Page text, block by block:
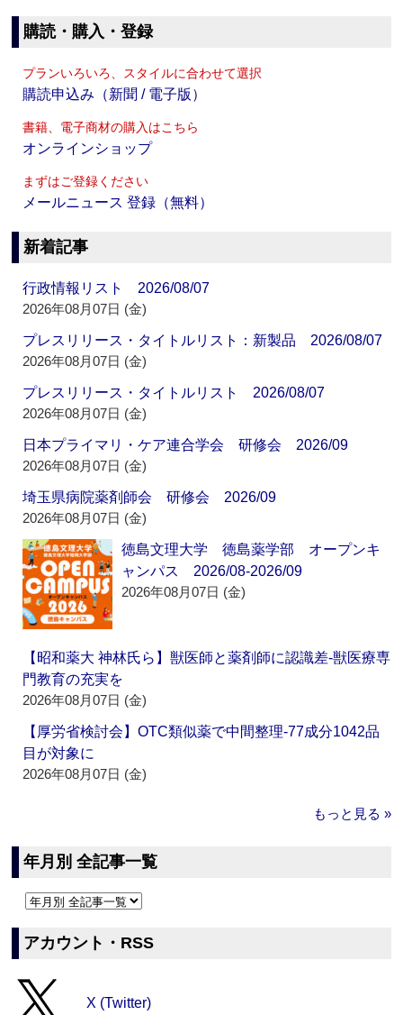
購読・購入・登録
プランいろいろ、スタイルに合わせて選択
購読申込み（新聞 / 電子版）
書籍、電子商材の購入はこちら
オンラインショップ
まずはご登録ください
メールニュース 登録（無料）
新着記事
行政情報リスト 2026/08/07
2026年08月07日 (金)
プレスリリース・タイトルリスト：新製品 2026/08/07
2026年08月07日 (金)
プレスリリース・タイトルリスト 2026/08/07
2026年08月07日 (金)
日本プライマリ・ケア連合学会 研修会 2026/09
2026年08月07日 (金)
埼玉県病院薬剤師会 研修会 2026/09
2026年08月07日 (金)
徳島文理大学 徳島薬学部 オープンキ
ャンパス 2026/08-2026/09
2026年08月07日 (金)
【昭和薬大 神林氏ら】獣医師と薬剤師に認識差‐獣医療専
門教育の充実を
2026年08月07日 (金)
【厚労省検討会】OTC類似薬で中間整理‐77成分1042品
目が対象に
2026年08月07日 (金)
もっと見る »
年月別 全記事一覧
アカウント・RSS
X (Twitter)